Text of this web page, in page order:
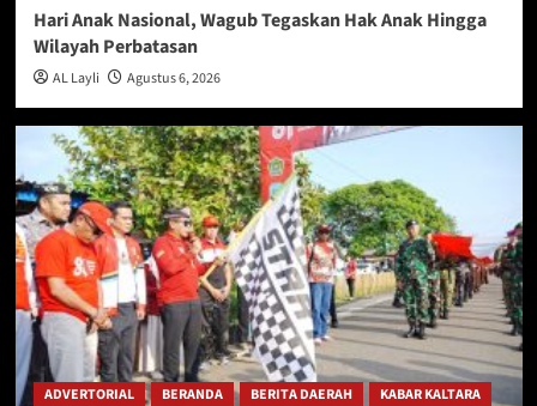
Hari Anak Nasional, Wagub Tegaskan Hak Anak Hingga
Wilayah Perbatasan
AL Layli Agustus 6, 2026
ADVERTORIAL BERANDA BERITA DAERAH KABAR KALTARA